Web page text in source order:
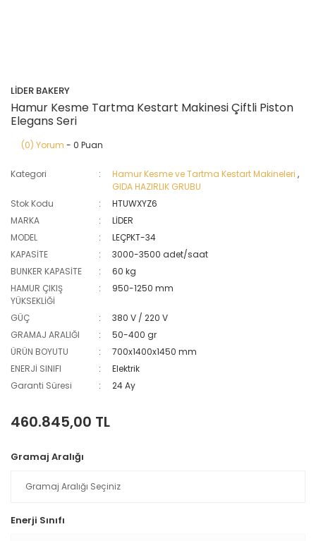
LİDER BAKERY
Hamur Kesme Tartma Kestart Makinesi Çiftli Piston
Elegans Seri
(0) Yorum - 0 Puan
Kategori Hamur Kesme ve Tartma Kestart Makineleri ,
GIDA HAZIRLIK GRUBU
Stok Kodu
HTUWXYZ6
MARKA
LİDER
MODEL
LEÇPKT-34
KAPASİTE
3000-3500 adet/saat
BUNKER KAPASİTE
60 kg
HAMUR ÇIKIŞ
YÜKSEKLİĞİ
950-1250 mm
GÜÇ
380 V / 220 V
GRAMAJ ARALIĞI
50-400 gr
ÜRÜN BOYUTU
700x1400x1450 mm
ENERJİ SINIFI
Elektrik
Garanti Süresi
24 Ay
460.845,00 TL
Gramaj Aralığı
Enerji Sınıfı